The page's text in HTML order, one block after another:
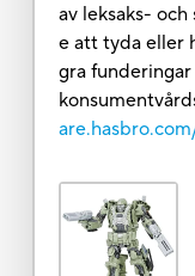
av leksaks-
e att tyda eller
gra